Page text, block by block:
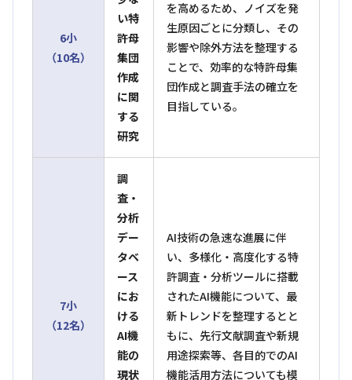
6小
（10名）
い特
許母
集団
作成
に関
する
研究
を高めるため、ノイズを発
生原因ごとに分類し、その
影響や除外方法を整理する
ことで、効率的な特許母集
団作成と調査手法の確立を
目指している。
7小
（12名）
調
査・
分析
デー
タベ
ース
にお
ける
AI機
能の
現状
AI技術の急速な進展に伴
い、多様化・高度化する特
許調査・分析ツールに搭載
されたAI機能について、最
新トレンドを整理するとと
もに、先行文献調査や新規
用途探索等、各目的でのAI
機能活用方法についても模